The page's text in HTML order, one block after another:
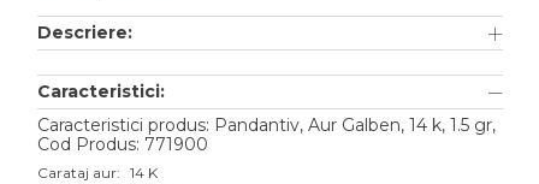
Accesorii
Aur galben
Aur alb
Descriere:
Caracteristici:
Caracteristici produs: Pandantiv, Aur Galben, 14 k, 1.5 gr,
Cod Produs: 771900
Carataj aur: 14 K